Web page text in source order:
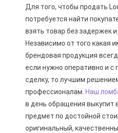
Для того, чтобы продать
потребуется найти
взять товар без задержек
Независимо от того какая
брендовая продукция
если нужно оперативно и с
сделку, то лучшим
профессионалам. Наш
в день обращения выкупит
предмет по достойной
оригинальный,